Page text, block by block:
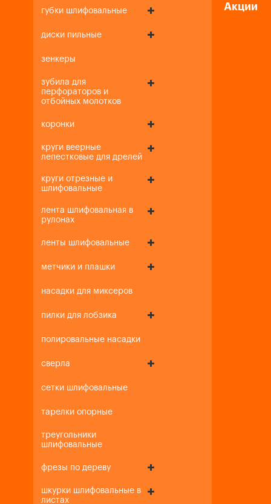
губки шлифовальные
диски пильные
зенкеры
зубила для
перфораторов и
отбойных молотков
коронки
круги веерные
лепестковые для дрелей
круги отрезные и
шлифовальные
лента шлифовальная в
рулонах
ленты шлифовальные
метчики и плашки
насадки для миксеров
пилки для лобзика
полировальные насадки
сверла
сетки шлифовальные
тарелки опорные
треугольники
шлифовальные
фрезы по дереву
шкурки шлифовальные в
листах
Акции